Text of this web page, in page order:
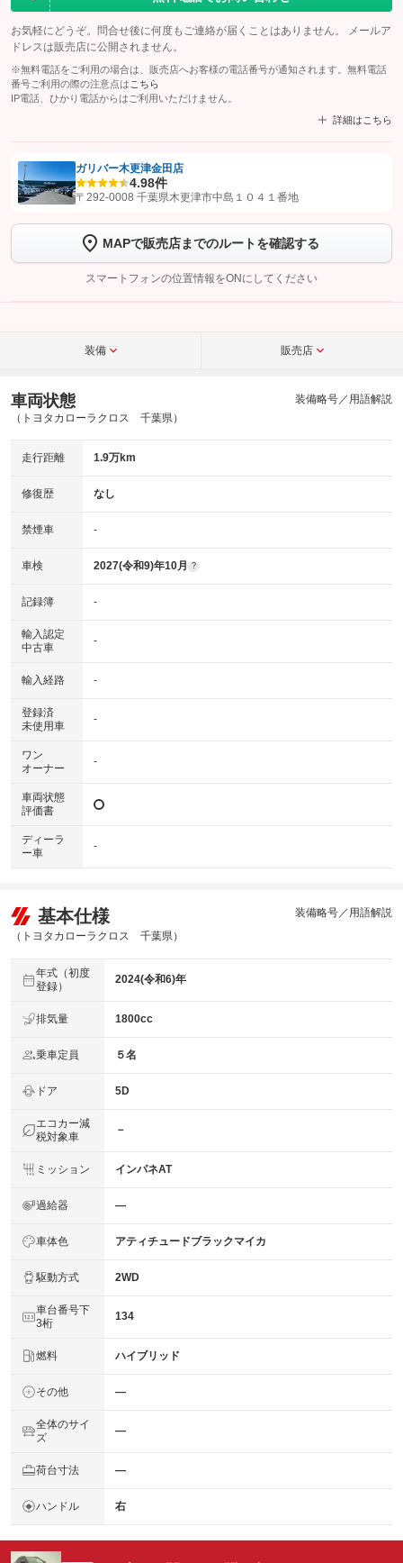
お気軽にどうぞ。問合せ後に何度もご連絡が届くことはありません。 メールア
ドレスは販売店に公開されません。
※無料電話をご利用の場合は、販売店へお客様の電話番号が通知されます。無料電話
番号ご利用の際の注意点は こちら
IP電話、ひかり電話からはご利用いただけません。
詳細はこちら
【STEP1】認証画面でグーネットを友だち追加してから「許可する」ボタンを押
トーク画面で
ボタンをタップして問い合わせを
完了してください。
こちら
ガリバー木更津金田店
4.98件
〒292-0008 千葉県木更津市中島１０４１番地
MAPで販売店までのルートを確認する
スマートフォンの位置情報をONにしてください
装備 販売店
車両状態
（トヨタカローラクロス 千葉県）
装備略号／用語解説
走行距離 1.9万km
修復歴 なし
禁煙車 -
車検 2027(令和9)年10月 ?
記録簿 -
輸入認定
中古車
-
輸入経路 -
登録済
未使用車
-
ワン
オーナー
-
車両状態
評価書
ディーラ
ー車
-
基本仕様
（トヨタカローラクロス 千葉県）
装備略号／用語解説
年式（初度
登録）
2024(令和6)年
排気量 1800cc
乗車定員 ５名
ドア 5D
エコカー減
税対象車
－
ミッション インパネAT
過給器 ―
車体色 アティチュードブラックマイカ
駆動方式 2WD
車台番号下
3桁
134
燃料 ハイブリッド
その他 ―
全体のサイ
ズ
―
荷台寸法 ―
ハンドル 右